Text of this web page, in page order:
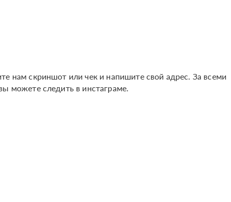
нам скриншот или чек и напишите свой адрес. За всеми
можете следить в инстаграме.